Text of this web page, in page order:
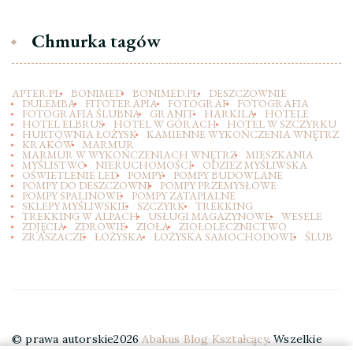
Chmurka tagów
APTER.PL BONIMED BONIMED.PL DESZCZOWNIE
DULEMBA FITOTERAPIA FOTOGRAF FOTOGRAFIA
FOTOGRAFIA ŚLUBNA GRANIT HARKILA HOTELE
HOTEL ELBRUS HOTEL W GÓRACH HOTEL W SZCZYRKU
HURTOWNIA ŁOŻYSK KAMIENNE WYKOŃCZENIA WNĘTRZ
KRAKÓW MARMUR
MARMUR W WYKOŃCZENIACH WNĘTRZ MIESZKANIA
MYŚLISTWO NIERUCHOMOŚCI ODZIEZ MYŚLIWSKA
OŚWIETLENIE LED POMPY POMPY BUDOWLANE
POMPY DO DESZCZOWNI POMPY PRZEMYSŁOWE
POMPY SPALINOWE POMPY ZATAPIALNE
SKLEPY MYŚLIWSKIE SZCZYRK TREKKING
TREKKING W ALPACH USŁUGI MAGAZYNOWE WESELE
ZDJĘCIA ZDROWIE ZIOŁA ZIOŁOLECZNICTWO
ZRASZACZE ŁOŻYSKA ŁOŻYSKA SAMOCHODOWE ŚLUB
© prawa autorskie2026Abakus Blog Kształcący. Wszelkie